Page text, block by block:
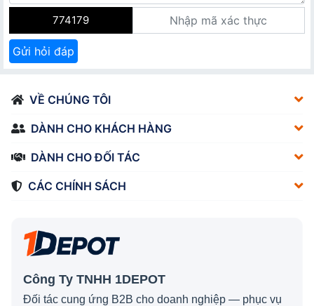
774179
Gửi hỏi đáp
VỀ CHÚNG TÔI
DÀNH CHO KHÁCH HÀNG
DÀNH CHO ĐỐI TÁC
CÁC CHÍNH SÁCH
Công Ty TNHH 1DEPOT
Đối tác cung ứng B2B cho doanh nghiệp — phục vụ